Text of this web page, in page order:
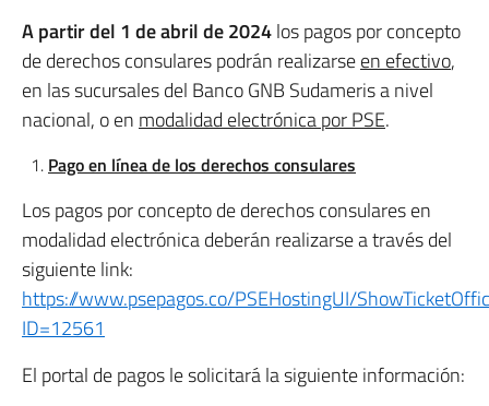
A partir del 1 de abril de 2024los pagos por concepto
de derechos consulares podrán realizarseen efectivo,
en las sucursales del Banco GNB Sudameris a nivel
nacional, o en modalidad electrónica por PSE.
Pago en línea de los derechos consulares
Los pagos por concepto de derechos consulares en
modalidad electrónica deberán realizarse a través del
siguiente link:
https://www.psepagos.co/PSEHostingUI/
ID=12561
El portal de pagos le solicitará la siguiente información: